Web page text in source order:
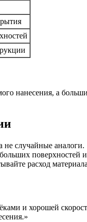
нанесения, а
не случайные аналоги.
поверхностей
расход
и хорошей